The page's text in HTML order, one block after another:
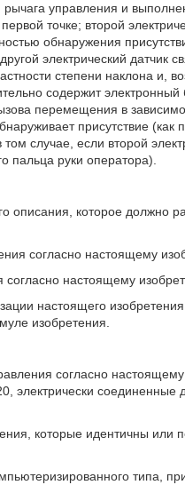
рычага управления и
точке; второй
обнаружения
электрический датчик
степени наклона и,
содержит электронный
перемещения в
присутствие (как
случае, если второй
пальца руки оператора).
описания, которое должно
согласно настоящему
согласно настоящему
настоящего
изобретения.
согласно
электрически соединенные
которые идентичны или
типа,